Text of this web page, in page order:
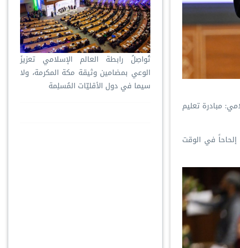
مبادرة تعليم
في الوقت
تُواصِلُ ⁧‫رابطة العالم الإسلامي‬⁩ تعزيزَ
الوعي بمضامين وثيقة مكة المكرمة، ولا
سيما في دول الأقليّات المُسلِمة